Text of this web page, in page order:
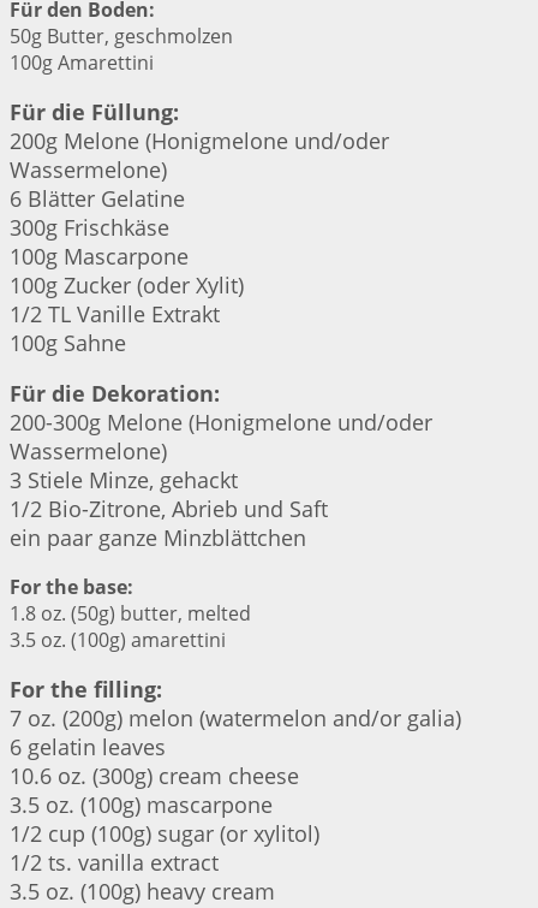
Für den Boden:
50g Butter, geschmolzen
100g Amarettini
Für die Füllung:
200g Melone (Honigmelone und/oder
Wassermelone)
6 Blätter Gelatine
300g Frischkäse
100g Mascarpone
100g Zucker (oder Xylit)
1/2 TL Vanille Extrakt
100g Sahne
Für die Dekoration:
200-300g Melone (Honigmelone und/oder
Wassermelone)
3 Stiele Minze, gehackt
1/2 Bio-Zitrone, Abrieb und Saft
ein paar ganze Minzblättchen
For the base:
1.8 oz. (50g) butter, melted
3.5 oz. (100g) amarettini
For the filling:
7 oz. (200g) melon (watermelon and/or galia)
6 gelatin leaves
10.6 oz. (300g) cream cheese
3.5 oz. (100g) mascarpone
1/2 cup (100g) sugar (or xylitol)
1/2 ts. vanilla extract
3.5 oz. (100g) heavy cream